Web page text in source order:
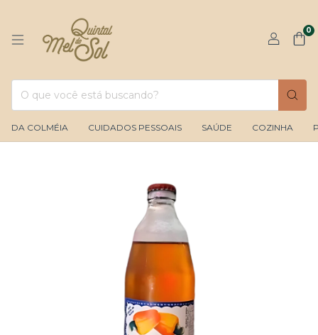
0
DA COLMÉIA CUIDADOS PESSOAIS SAÚDE COZINHA